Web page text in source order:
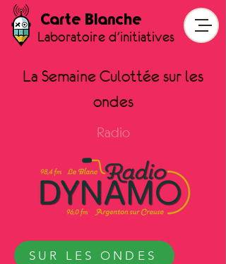
Carte Blanche
Laboratoire d'initiatives
La Semaine Culottée sur les
ondes
Radio
SUR LES ONDES